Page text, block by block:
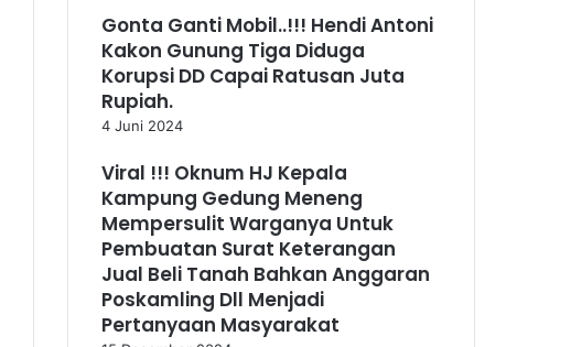
Gonta Ganti Mobil..!!! Hendi Antoni
Kakon Gunung Tiga Diduga
Korupsi DD Capai Ratusan Juta
Rupiah.
4 Juni 2024
Viral !!! Oknum HJ Kepala
Kampung Gedung Meneng
Mempersulit Warganya Untuk
Pembuatan Surat Keterangan
Jual Beli Tanah Bahkan Anggaran
Poskamling Dll Menjadi
Pertanyaan Masyarakat